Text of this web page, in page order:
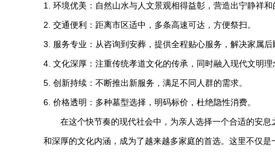
1. 环境优美：自然山水与人文景观相得益彰，营造出宁静祥和
2. 交通便利：距离市区适中，多条高速可达，方便祭扫。
3. 服务专业：从咨询到安葬，提供全程贴心服务，解决家属后
4. 文化深厚：注重传统孝道文化的传承，同时融入现代文明理
5. 创新持续：不断推出新服务，满足不同人群的需求。
6. 价格透明：多种墓型选择，明码标价，杜绝隐性消费。
在这个快节奏的现代社会中，为亲人选择一个合适的安息
和深厚的文化内涵，成为了越来越多家庭的首选。这里不仅